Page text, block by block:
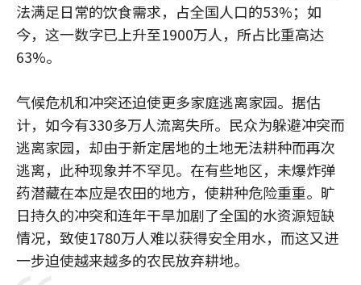
法满足日常的饮食需求，占全国人口的53%；如
今，这一数字已上升至1900万人，所占比重高达
63%。
气候危机和冲突还迫使更多家庭逃离家园。据估
计，如今有330多万人流离失所。民众为躲避冲突而
逃离家园，却由于新定居地的土地无法耕种而再次
逃离，此种现象并不罕见。在有些地区，未爆炸弹
药潜藏在本应是农田的地方，使耕种危险重重。旷
日持久的冲突和连年干旱加剧了全国的水资源短缺
情况，致使1780万人难以获得安全用水，而这又进
一步迫使越来越多的农民放弃耕地。